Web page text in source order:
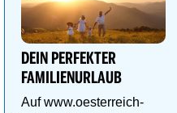
DEIN PERFEKTER
FAMILIENURLAUB
Auf www.oesterreich-